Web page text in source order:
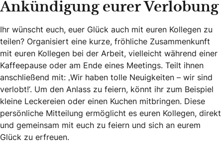
Ankündigung eurer Verlobung
Ihr wünscht euch, euer Glück auch mit euren Kollegen zu
teilen? Organisiert eine kurze, fröhliche Zusammenkunft
mit euren Kollegen bei der Arbeit, vielleicht während einer
Kaffeepause oder am Ende eines Meetings. Teilt ihnen
anschließend mit: ‚Wir haben tolle Neuigkeiten – wir sind
verlobt!‘. Um den Anlass zu feiern, könnt ihr zum Beispiel
kleine Leckereien oder einen Kuchen mitbringen. Diese
persönliche Mitteilung ermöglicht es euren Kollegen, direkt
und gemeinsam mit euch zu feiern und sich an eurem
Glück zu erfreuen.